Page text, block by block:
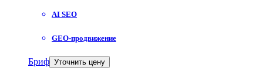
AI SEO
GEO-продвижение
Бриф Уточнить цену